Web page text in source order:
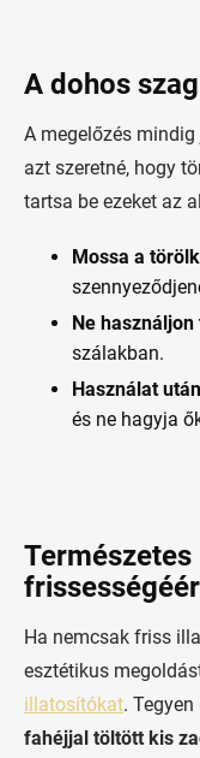
A dohos
A megelőzés
azt szeretné, hogy
tartsa be ezeket az
Mossa a
Ne
szálakban.
Használat
és ne hagyja
Ha nemcsak friss
esztétikus
illatosítókat. Tegyen
fahéjjal töltött kis